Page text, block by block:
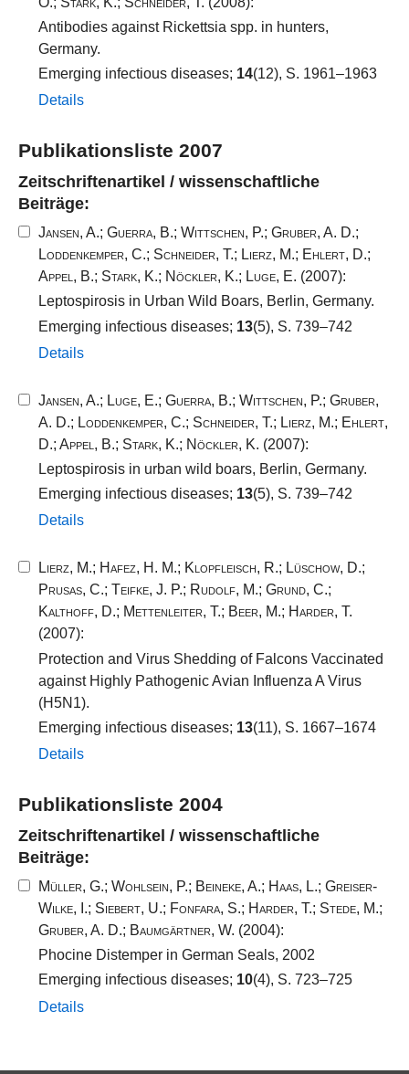
Antibodies against Rickettsia spp. in hunters,
Germany.
Emerging infectious diseases; 14(12), S. 1961–1963
Details
Publikationsliste 2007
Zeitschriftenartikel / wissenschaftliche
Beiträge:
Jansen, A.; Guerra, B.; Wittschen, P.; Gruber, A. D.;
Loddenkemper, C.; Schneider, T.; Lierz, M.; Ehlert, D.;
Appel, B.; Stark, K.; Nöckler, K.; Luge, E. (2007):
Leptospirosis in Urban Wild Boars, Berlin, Germany.
Emerging infectious diseases; 13(5), S. 739–742
Details
Jansen, A.; Luge, E.; Guerra, B.; Wittschen, P.; Gruber,
A. D.; Loddenkemper, C.; Schneider, T.; Lierz, M.; Ehlert,
D.; Appel, B.; Stark, K.; Nöckler, K. (2007):
Leptospirosis in urban wild boars, Berlin, Germany.
Emerging infectious diseases; 13(5), S. 739–742
Details
Lierz, M.; Hafez, H. M.; Klopfleisch, R.; Lüschow, D.;
Prusas, C.; Teifke, J. P.; Rudolf, M.; Grund, C.;
Kalthoff, D.; Mettenleiter, T.; Beer, M.; Harder, T.
(2007):
Protection and Virus Shedding of Falcons Vaccinated
against Highly Pathogenic Avian Influenza A Virus
(H5N1).
Emerging infectious diseases; 13(11), S. 1667–1674
Details
Publikationsliste 2004
Zeitschriftenartikel / wissenschaftliche
Beiträge:
Müller, G.; Wohlsein, P.; Beineke, A.; Haas, L.; Greiser-
Wilke, I.; Siebert, U.; Fonfara, S.; Harder, T.; Stede, M.;
Gruber, A. D.; Baumgärtner, W. (2004):
Phocine Distemper in German Seals, 2002
Emerging infectious diseases; 10(4), S. 723–725
Details